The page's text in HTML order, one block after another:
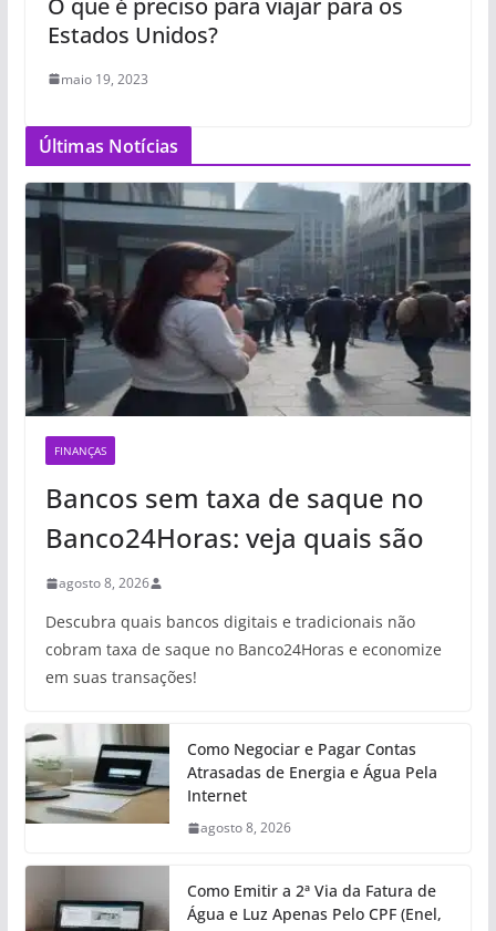
Estados Unidos?
maio 19, 2023
Últimas Notícias
FINANÇAS
Bancos sem taxa de saque no
Banco24Horas: veja quais são
agosto 8, 2026
Descubra quais bancos digitais e tradicionais não
cobram taxa de saque no Banco24Horas e economize
em suas transações!
Como Negociar e Pagar Contas
Atrasadas de Energia e Água Pela
Internet
agosto 8, 2026
Como Emitir a 2ª Via da Fatura de
Água e Luz Apenas Pelo CPF (Enel,